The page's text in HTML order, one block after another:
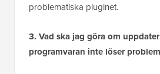
problematiska pluginet.
3. Vad ska jag göra om
programvaran inte löser